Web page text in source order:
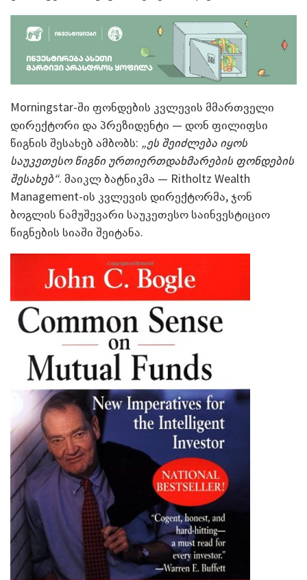
Morningstar-ში ფონდების კვლევის მმართველი
დირექტორი და პრეზიდენტი — დონ ფილიფსი
წიგნის შესახებ ამბობს: „ეს შეიძლება იყოს
საუკეთესო წიგნი ურთიერთდახმარების ფონდების
შესახებ“. მაიკლ ბატნიკმა — Ritholtz Wealth
Management-ის კვლევის დირექტორმა, ჯონ
ბოგლის ნამუშევარი საუკეთესო საინვესტიციო
წიგნების სიაში შეიტანა.